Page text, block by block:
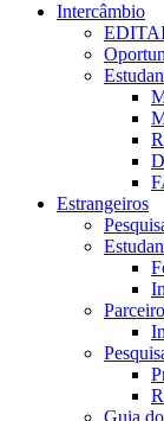
Intercâmbio
Estrangeiros
Guia